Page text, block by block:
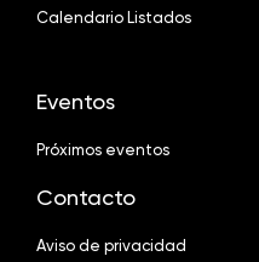
Calendario Listados
Eventos
Próximos eventos
Contacto
Aviso de privacidad